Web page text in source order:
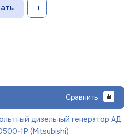
Сравнить
дизельный генератор АД
1Р (Mitsubishi)